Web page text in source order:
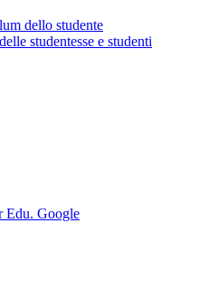
dello studente
studentesse e studenti
Edu. Google